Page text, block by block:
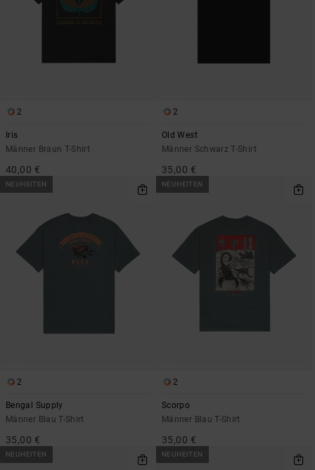
2
Iris
Männer Braun T-Shirt
40,00 €
2
Old West
Männer Schwarz T-Shirt
35,00 €
NEUHEITEN
2
Bengal Supply
Männer Blau T-Shirt
35,00 €
NEUHEITEN
2
Scorpo
Männer Blau T-Shirt
35,00 €
NEUHEITEN NEUHEITEN